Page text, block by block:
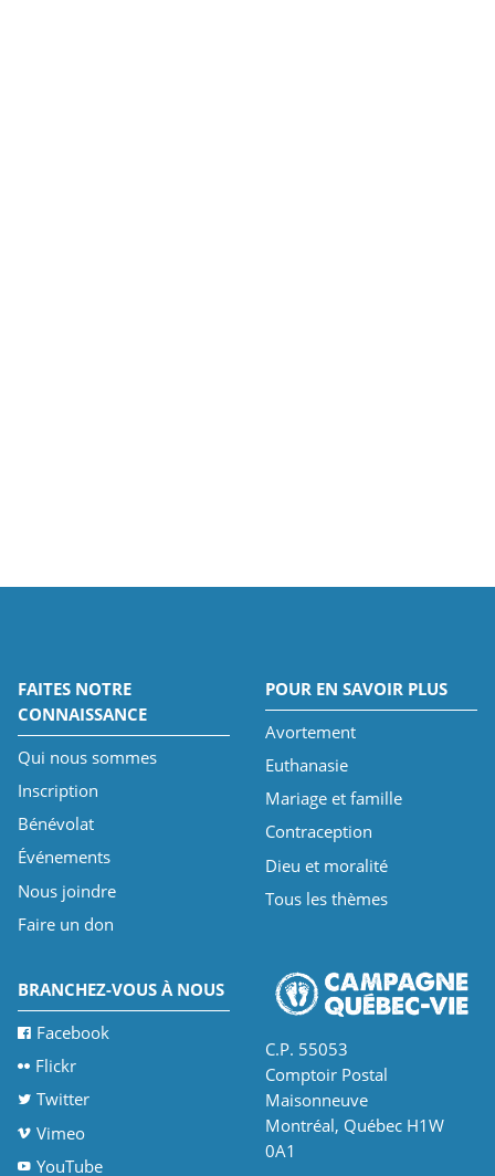
FAITES NOTRE
CONNAISSANCE
Qui nous sommes
Inscription
Bénévolat
Événements
Nous joindre
Faire un don
POUR EN SAVOIR PLUS
Avortement
Euthanasie
Mariage et famille
Contraception
Dieu et moralité
Tous les thèmes
BRANCHEZ-VOUS À NOUS
Facebook
Flickr
Twitter
Vimeo
YouTube
C.P. 55053
Comptoir Postal
Maisonneuve
Montréal, Québec H1W
0A1